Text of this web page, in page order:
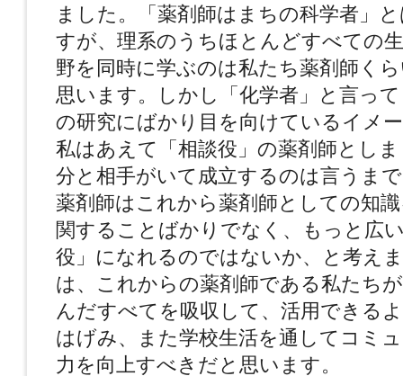
ました。「薬剤師はまちの科学者」
すが、理系のうちほとんどすべての
野を同時に学ぶのは私たち薬剤師く
思います。しかし「化学者」と言っ
の研究にばかり目を向けているイメ
私はあえて「相談役」の薬剤師とし
分と相手がいて成立するのは言うま
薬剤師はこれから薬剤師としての知
関することばかりでなく、もっと広
役」になれるのではないか、と考え
は、これからの薬剤師である私たち
んだすべてを吸収して、活用できる
はげみ、また学校生活を通してコミ
力を向上すべきだと思います。